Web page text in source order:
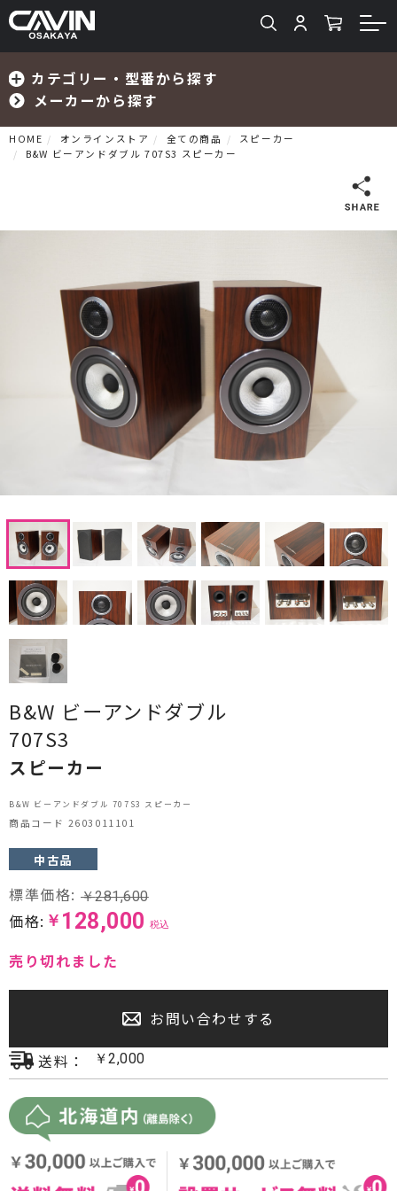
カテゴリー・型番から探す
メーカーから探す
検索
プリメインアンプ
プリアンプ
パワーアンプ
CDプレーヤー・レシーバー
ネットワークプレーヤー・D/Aコンバーター
レコードプレーヤー
フォノイコライザー・MCトランス
スピーカー
オーディオアクセサリー
ヘッドフォン・イヤホン
AVアンプ
ＴＶ・レコーダー・プレーヤー
プロジェクター・スクリーン
サウンドバー・アンプ内蔵型スピーカー
センタースピーカー・サブウーファー
HOME オンラインストア 全ての商品
スピーカー
B&W ビーアンドダブル 707S3 スピーカー
B&W ビーアンドダブル
707S3
スピーカー
B&W ビーアンドダブル 707S3 スピーカー
商品コード 2603011101
中古品
標準価格: ￥281,600
価格: ￥ 128,000 税込
売り切れました
お問い合わせする
送料：
￥2,000